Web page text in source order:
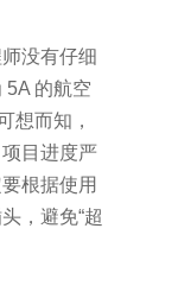
没有仔细
5A 的航空
想而知，
目进度严
根据使用
，避免“超